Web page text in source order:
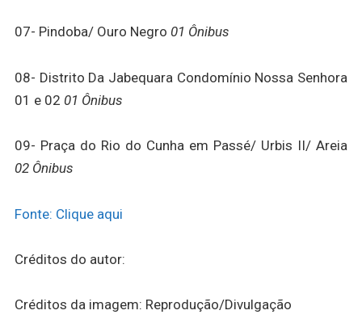
07- Pindoba/ Ouro Negro 01 Ônibus
08- Distrito Da Jabequara Condomínio Nossa Senhora
01 e 02 01 Ônibus
09- Praça do Rio do Cunha em Passé/ Urbis II/ Areia
02 Ônibus
Fonte: Clique aqui
Créditos do autor:
Créditos da imagem: Reprodução/Divulgação